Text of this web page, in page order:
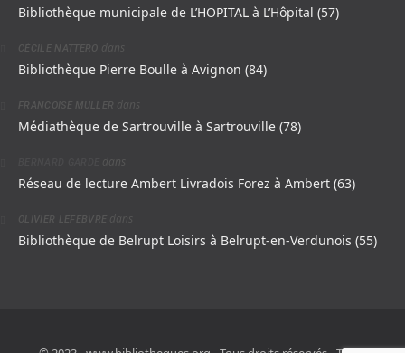
Bibliothèque municipale de L’HOPITAL à L’Hôpital (57)
CÉCILE NATTERO dans
Bibliothèque Pierre Boulle à Avignon (84)
FRANCOISE MULLER dans
Médiathèque de Sartrouville à Sartrouville (78)
dans
Réseau de lecture Ambert Livradois Forez à Ambert (63)
OLIVIER LEFEBVRE dans
Bibliothèque de Belrupt Loisirs à Belrupt-en-Verdunois (55)